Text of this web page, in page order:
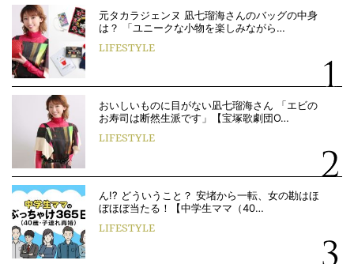
元タカラジェンヌ 凪七瑠海さんのバッグの中身
は？ 「ユニークな小物を楽しみながら…
LIFESTYLE
おいしいものに目がない凪七瑠海さん 「エビの
お寿司は断然生派です」【宝塚歌劇団O…
LIFESTYLE
ん!? どういうこと？ 安堵から一転、女の勘はほ
ぼほぼ当たる！【中学生ママ（40…
LIFESTYLE